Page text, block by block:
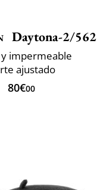
Daytona-2/562
y impermeable
ajustado
80€00